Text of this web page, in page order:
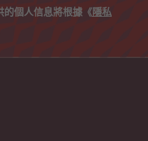
的個人信息將根據《隱私